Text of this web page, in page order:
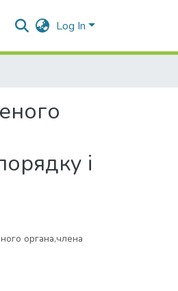
Log In
і
органа,члена